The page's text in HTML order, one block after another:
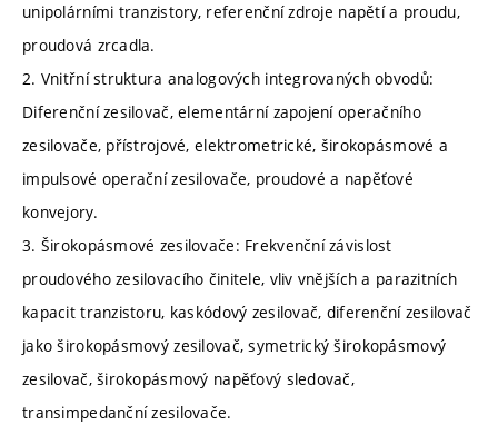
unipolárními tranzistory, referenční zdroje napětí a proudu,
proudová zrcadla.
2. Vnitřní struktura analogových integrovaných obvodů:
Diferenční zesilovač, elementární zapojení operačního
zesilovače, přístrojové, elektrometrické, širokopásmové a
impulsové operační zesilovače, proudové a napěťové
konvejory.
3. Širokopásmové zesilovače: Frekvenční závislost
proudového zesilovacího činitele, vliv vnějších a parazitních
kapacit tranzistoru, kaskódový zesilovač, diferenční zesilovač
jako širokopásmový zesilovač, symetrický širokopásmový
zesilovač, širokopásmový napěťový sledovač,
transimpedanční zesilovače.